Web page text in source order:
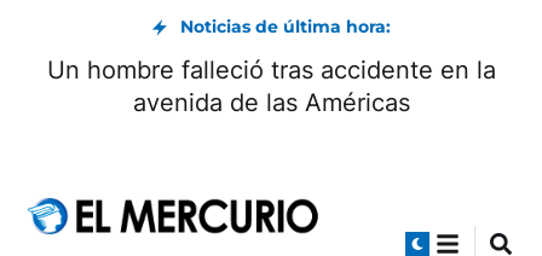
Noticias de última hora:
Boca Juniors define el itinerario para la
llegada y firma de Enner Valencia